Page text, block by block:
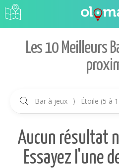
Les 10 Meilleurs
Bar à jeux ⟩ Étoile (5 à
Aucun résultat
Essayez l'une